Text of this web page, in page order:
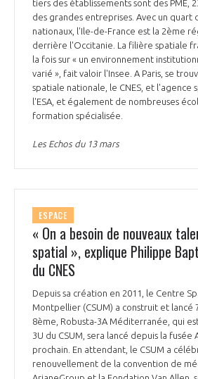
tiers des établissements sont des PME,
des grandes entreprises. Avec un quart
nationaux, l'Ile-de-France est la 2ème
derrière l'Occitanie. La filière spatiale
la fois sur « un environnement
varié », fait valoir l'Insee. A Paris, se
spatiale nationale, le CNES, et l'agence
l'ESA, et également de nombreuses
formation spécialisée.
Les Echos du 13 mars
ESPACE
« On a besoin de nouveaux
spatial », explique Philippe
du CNES
Depuis sa création en 2011, le Centre
Montpellier (CSUM) a construit et lancé
8ème, Robusta-3A Méditerranée, qui
3U du CSUM, sera lancé depuis la fusée
prochain. En attendant, le CSUM a
renouvellement de la convention de